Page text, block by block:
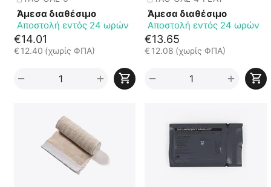
Άμεσα διαθέσιμο
Αποστολή εντός 24 ωρών
€14.01
€ 12.40 (χωρίς ΦΠΑ)
+
−
Άμεσα διαθέσιμο
Αποστολή εντός 24 ωρών
€13.65
€12.08 (χωρίς ΦΠΑ)
+
−